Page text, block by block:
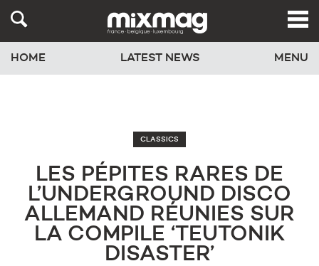
HOME LATEST NEWS MENU
CLASSICS
LES PÉPITES RARES DE
L’UNDERGROUND DISCO
ALLEMAND RÉUNIES SUR
LA COMPILE ‘TEUTONIK
DISASTER’